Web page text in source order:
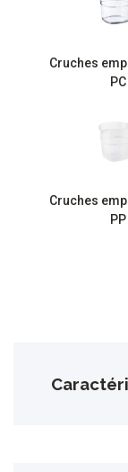
Cruches
PC
Cruches
PP